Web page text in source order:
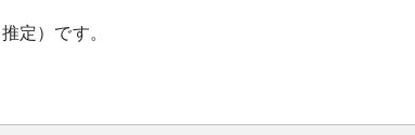
定）です。